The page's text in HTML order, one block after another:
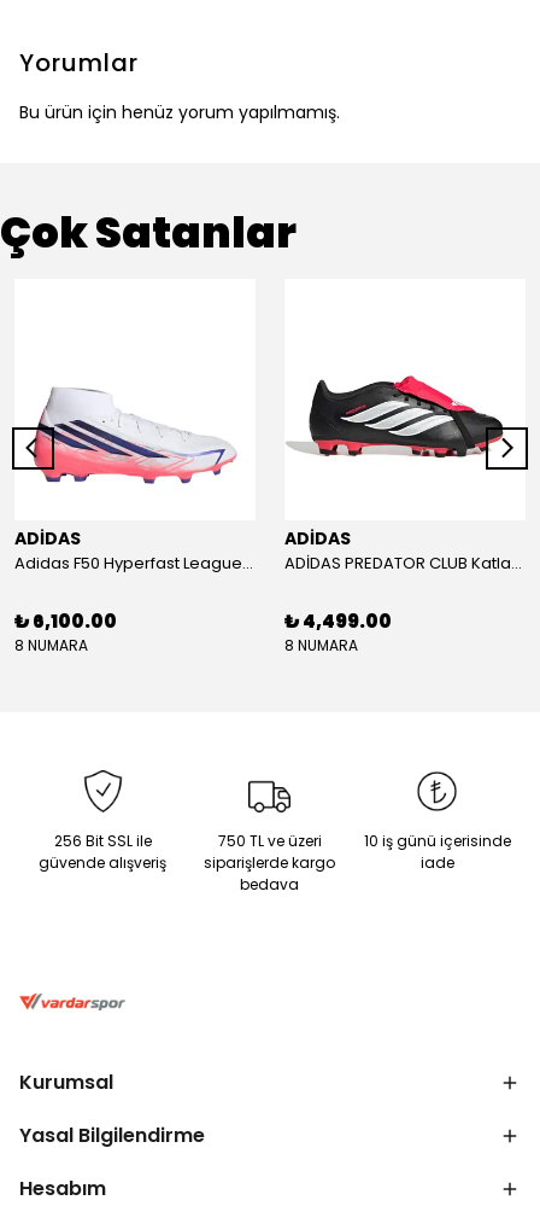
Yorumlar
Bu ürün için henüz yorum yapılmamış.
Çok Satanlar
ADİDAS
Adidas F50 Hyperfast League Mid Erkek Krampon (IH7090)
₺ 6,100.00
8 NUMARA
ADİDAS
ADİDAS PREDATOR CLUB Katlanır Dilli Çim Saha/Çoklu Zemin Kramponu JR3330
₺ 4,499.00
8 NUMARA
256 Bit SSL ile
güvende alışveriş
750 TL ve üzeri
siparişlerde kargo
bedava
10 iş günü içerisinde
iade
Kurumsal
Yasal Bilgilendirme
Hesabım